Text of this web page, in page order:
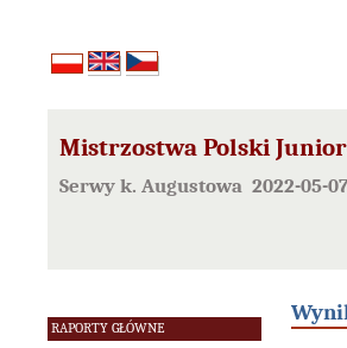
Mistrzostwa Polski
Serwy k. Augustowa 2022-05-
RAPORTY GŁÓWNE